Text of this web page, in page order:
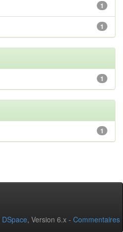
1
1
1
1
DSpace, Version 6.x - Commentaires